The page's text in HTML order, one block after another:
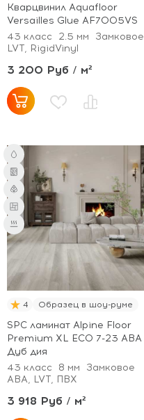
Кварцвинил Aquafloor
Versailles Glue AF7005VS
43 класс
2.5 мм
Замковое
LVT, RigidVinyl
3 200 Руб / м²
4 Образец в шоу-руме
SPC ламинат Alpine Floor
Premium XL ECO 7-23 ABA
Дуб дия
43 класс
8 мм
Замковое
ABA, LVT, ПВХ
3 918 Руб / м²